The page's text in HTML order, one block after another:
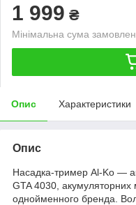
1 999 ₴
Мінімальна сума
Опис Характеристики
Опис
Насадка-тример Al-Ko —
GTA 4030, акумуляторних
однойменного бренда.